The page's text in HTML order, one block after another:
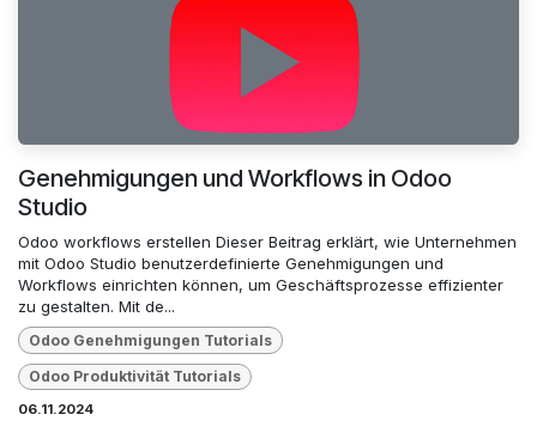
Genehmigungen und Workflows in Odoo
Studio
Odoo workflows erstellen Dieser Beitrag erklärt, wie Unternehmen
mit Odoo Studio benutzerdefinierte Genehmigungen und
Workflows einrichten können, um Geschäftsprozesse effizienter
zu gestalten. Mit de...
Odoo Genehmigungen Tutorials
Odoo Produktivität Tutorials
06.11.2024